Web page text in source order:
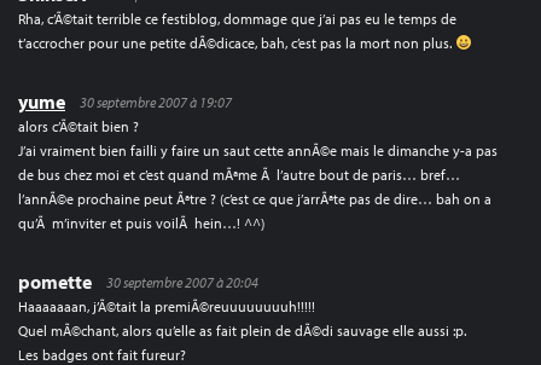
Rha, c’Ã©tait terrible ce festiblog, dommage que j’ai pas eu le temps de
t’accrocher pour une petite dÃ©dicace, bah, c’est pas la mort non plus.
yume
30 septembre 2007 à 19:07
alors c’Ã©tait bien ?
J’ai vraiment bien failli y faire un saut cette annÃ©e mais le dimanche y-a pas
de bus chez moi et c’est quand mÃªme Ã l’autre bout de paris… bref…
l’annÃ©e prochaine peut Ãªtre ? (c’est ce que j’arrÃªte pas de dire… bah on a
qu’Ã m’inviter et puis voilÃ hein…! ^^)
pomette
30 septembre 2007 à 20:04
Haaaaaaan, j’Ã©tait la premiÃ©reuuuuuuuuh!!!!!
Quel mÃ©chant, alors qu’elle as fait plein de dÃ©di sauvage elle aussi :p.
Les badges ont fait fureur?